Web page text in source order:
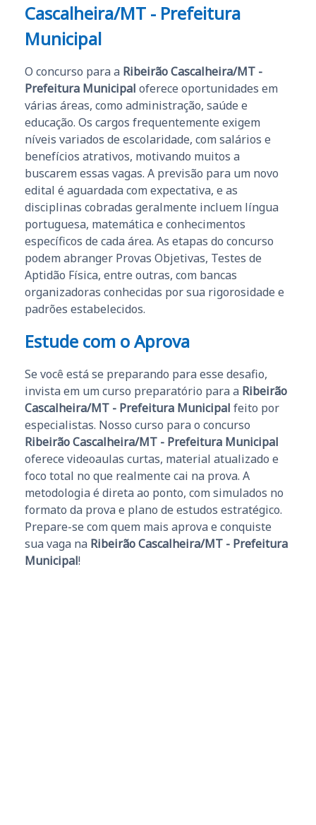
Cascalheira/MT - Prefeitura
Municipal
O concurso para a Ribeirão Cascalheira/MT -
Prefeitura Municipal oferece oportunidades em
várias áreas, como administração, saúde e
educação. Os cargos frequentemente exigem
níveis variados de escolaridade, com salários e
benefícios atrativos, motivando muitos a
buscarem essas vagas. A previsão para um novo
edital é aguardada com expectativa, e as
disciplinas cobradas geralmente incluem língua
portuguesa, matemática e conhecimentos
específicos de cada área. As etapas do concurso
podem abranger Provas Objetivas, Testes de
Aptidão Física, entre outras, com bancas
organizadoras conhecidas por sua rigorosidade e
padrões estabelecidos.
Estude com o Aprova
Se você está se preparando para esse desafio,
invista em um curso preparatório para a Ribeirão
Cascalheira/MT - Prefeitura Municipal feito por
especialistas. Nosso curso para o concurso
Ribeirão Cascalheira/MT - Prefeitura Municipal
oferece videoaulas curtas, material atualizado e
foco total no que realmente cai na prova. A
metodologia é direta ao ponto, com simulados no
formato da prova e plano de estudos estratégico.
Prepare-se com quem mais aprova e conquiste
sua vaga na Ribeirão Cascalheira/MT - Prefeitura
Municipal!